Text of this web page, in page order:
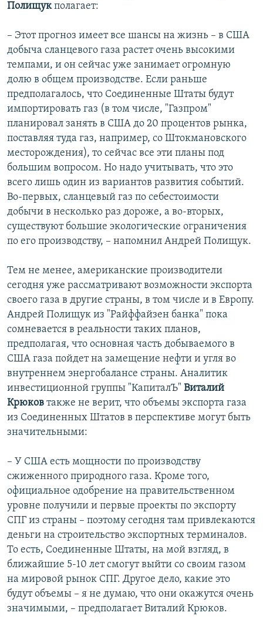
Полищукполагает:
– Этот прогноз имеет все шансы на жизнь – в США
добыча сланцевого газа растет очень высокими
темпами, и он сейчас уже занимает огромную
долю в общем производстве. Если раньше
предполагалось, что Соединенные Штаты будут
импортировать газ (в том числе, "Газпром"
планировал занять в США до 20 процентов рынка,
поставляя туда газ, например, со Штокмановского
месторождения), то сейчас все эти планы под
большим вопросом. Но надо учитывать, что это
всего лишь один из вариантов развития событий.
Во-первых, сланцевый газ по себестоимости
добычи в несколько раз дороже, а во-вторых,
существуют большие экологические ограничения
по его производству, – напомнил Андрей Полищук.
Тем не менее, американские производители
сегодня уже рассматривают возможности экспорта
своего газа в другие страны, в том числе и в Европу.
Андрей Полищук из "Райффайзен банка" пока
сомневается в реальности таких планов,
предполагая, что основная часть добываемого в
США газа пойдет на замещение нефти и угля во
внутреннем энергобалансе страны. Аналитик
инвестиционной группы "КапиталЪ" Виталий
Крюков также не верит, что объемы экспорта газа
из Соединенных Штатов в перспективе могут быть
значительными:
– У США есть мощности по производству
сжиженного природного газа. Кроме того,
официальное одобрение на правительственном
уровне получили и первые проекты по экспорту
СПГ из страны – поэтому сегодня там привлекаются
деньги на строительство экспортных терминалов.
То есть, Соединенные Штаты, на мой взгляд, в
ближайшие 5-10 лет смогут выйти со своим газом
на мировой рынок СПГ. Другое дело, какие это
будут объемы – я не думаю, что они окажутся очень
значимыми, – предполагает Виталий Крюков.